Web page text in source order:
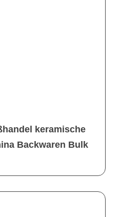
keramische
Backwaren Bulk